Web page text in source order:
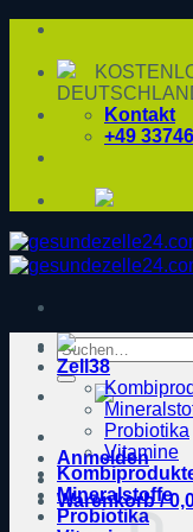
Zum
springen
Kontakt
+49
Suche
nach:
Anmelden
Warenkorb /
Zell38
Probiotika
Vitamine
Mineralstoffe
Probiotika